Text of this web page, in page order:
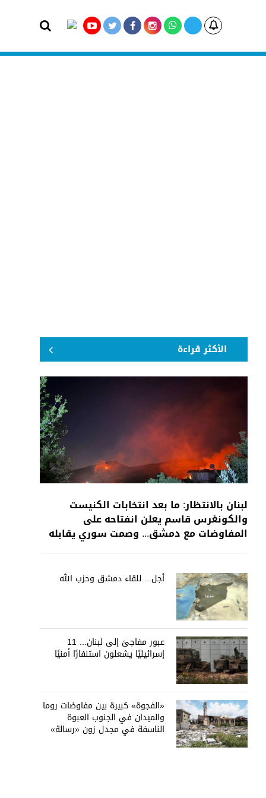
الأكثر قراءة
لبنان بالانتظار: ما بعد انتخابات الكنيست
والكونغرس قاسم يعلن انفتاحه على
المفاوضات مع دمشق... وصمت سوري يقابله
أجل... للقاء دمشق وحزب الله
عبور مفاجئ إلى لبنان... 11
إسرائيليًا يشعلون استنفارًا أمنيًا
«الفجوة» كبيرة بين مفاوضات روما
والميدان في الجنوب العبوة
الناسفة في مجدل زون «رسالة»